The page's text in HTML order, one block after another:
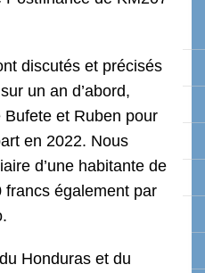
discutés et précisés
un an d’abord,
Bufete et Ruben pour
en 2022. Nous
d’une habitante de
francs également par
Honduras et du